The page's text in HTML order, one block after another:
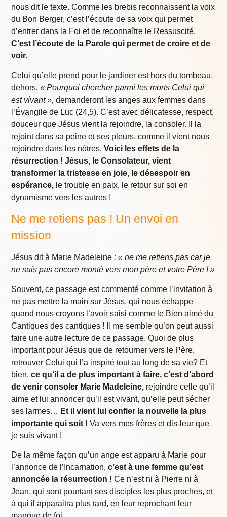
nous dit le texte. Comme les brebis reconnaissent la voix
du Bon Berger, c’est l’écoute de sa voix qui permet
d’entrer dans la Foi et de reconnaître le Ressuscité.
C’est l’écoute de la Parole qui permet de croire et de
voir.
Celui qu’elle prend pour le jardiner est hors du tombeau,
dehors.« Pourquoi chercher parmi les morts Celui qui
est vivant », demanderont les anges aux femmes dans
l’Évangile de Luc (24,5). C’est avec délicatesse, respect,
douceur que Jésus vient la rejoindre, la consoler. Il la
rejoint dans sa peine et ses pleurs, comme il vient nous
rejoindre dans les nôtres.Voici les effets de la
résurrection ! Jésus, le Consolateur, vient
transformer la tristesse en joie, le désespoir en
espérance, le trouble en paix, le retour sur soi en
dynamisme vers les autres !
Ne me retiens pas ! Un envoi en
mission
Jésus dit à Marie Madeleine : « ne me retiens pas car je
ne suis pas encore monté vers mon père et votre Père ! »
Souvent, ce passage est commenté comme l’invitation à
ne pas mettre la main sur Jésus, qui nous échappe
quand nous croyons l’avoir saisi comme le Bien aimé du
Cantiques des cantiques ! Il me semble qu’on peut aussi
faire une autre lecture de ce passage. Quoi de plus
important pour Jésus que de retourner vers le Père,
retrouver Celui qui l’a inspiré tout au long de sa vie? Et
bien,ce qu’il a de plus important à faire, c’est d’abord
de venir consoler Marie Madeleine, rejoindre celle qu’il
aime et lui annoncer qu’il est vivant, qu’elle peut sécher
ses larmes… Et il vient lui confier la nouvelle la plus
importante qui soit ! Va vers mes frères et dis-leur que
je suis vivant !
De la même façon qu’un ange est apparu à Marie pour
l’annonce de l’Incarnation,c’est à une femme qu’est
annoncée la résurrection ! Ce n’est ni à Pierre ni à
Jean, qui sont pourtant ses disciples les plus proches, et
à qui il apparaitra plus tard, en leur reprochant leur